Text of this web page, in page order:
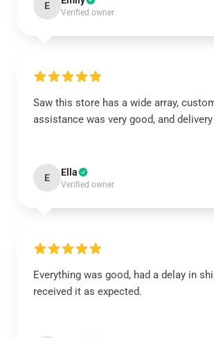
E
Verified owner
Saw this store has a wide array,
assistance was very good, and
E Ella
Verified owner
Everything was good, had a delay in
received it as expected.